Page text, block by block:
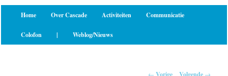
Home Over Cascade Activiteiten Communicatie
Colofon | Weblog/Nieuws
← Vorige Volgende →